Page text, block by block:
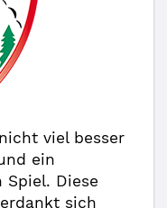
viel besser
ein
Diese
sich